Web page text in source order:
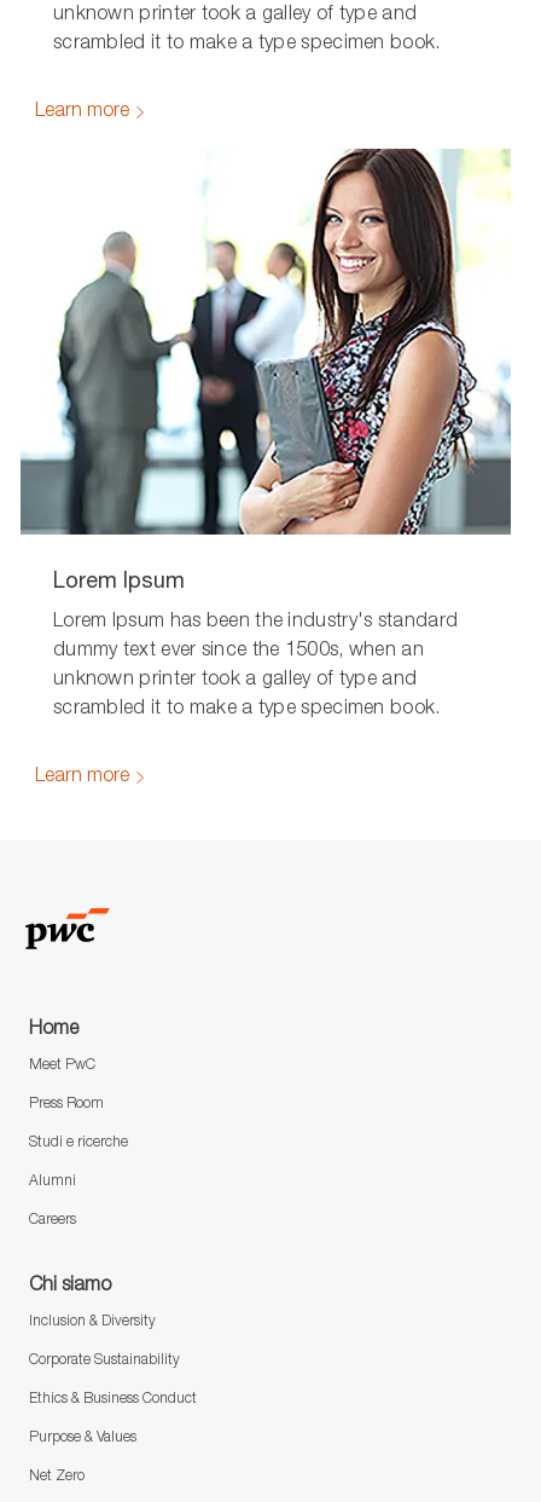
unknown printer took a galley of type and
scrambled it to make a type specimen book.
Learn more
Lorem Ipsum
Lorem Ipsum has been the industry's standard
dummy text ever since the 1500s, when an
unknown printer took a galley of type and
scrambled it to make a type specimen book.
Learn more
Home
Meet PwC
Press Room
Studi e ricerche
Alumni
Careers
Chi siamo
Inclusion & Diversity
Corporate Sustainability
Ethics & Business Conduct
Purpose & Values
Net Zero